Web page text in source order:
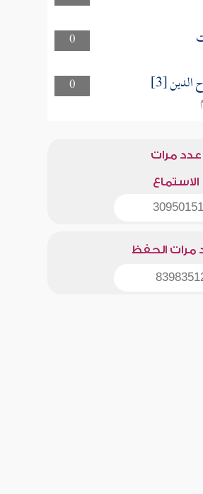
0
0
[3]
عدد مرات
الاستماع
مرات الحفظ